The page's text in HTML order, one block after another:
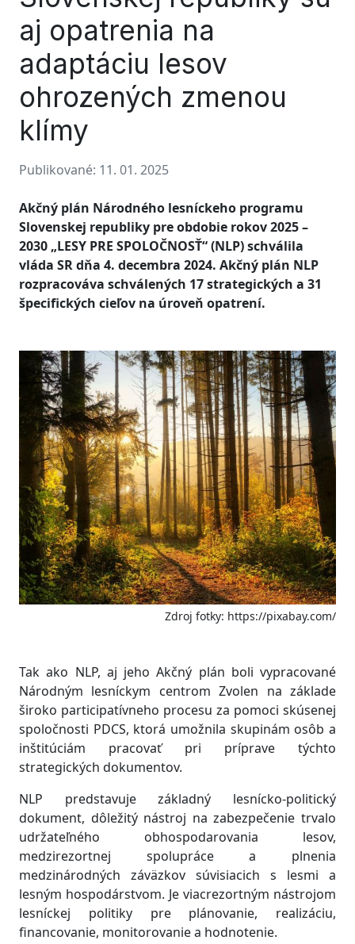
aj opatrenia na
adaptáciu lesov
ohrozených zmenou
klímy
Publikované: 11. 01. 2025
Akčný plán Národného lesníckeho programu
Slovenskej republiky pre obdobie rokov 2025 –
2030 „LESY PRE SPOLOČNOSŤ“ (NLP) schválila
vláda SR dňa 4. decembra 2024. Akčný plán NLP
rozpracováva schválených 17 strategických a 31
špecifických cieľov na úroveň opatrení.
Zdroj fotky: https://pixabay.com/
Tak ako NLP, aj jeho Akčný plán boli vypracované
Národným lesníckym centrom Zvolen na základe
široko participatívneho procesu za pomoci skúsenej
spoločnosti PDCS, ktorá umožnila skupinám osôb a
inštitúciám pracovať pri príprave týchto
strategických dokumentov.
NLP predstavuje základný lesnícko-politický
dokument, dôležitý nástroj na zabezpečenie trvalo
udržateľného obhospodarovania lesov,
medzirezortnej spolupráce a plnenia
medzinárodných záväzkov súvisiacich s lesmi a
lesným hospodárstvom. Je viacrezortným nástrojom
lesníckej politiky pre plánovanie, realizáciu,
financovanie, monitorovanie a hodnotenie.